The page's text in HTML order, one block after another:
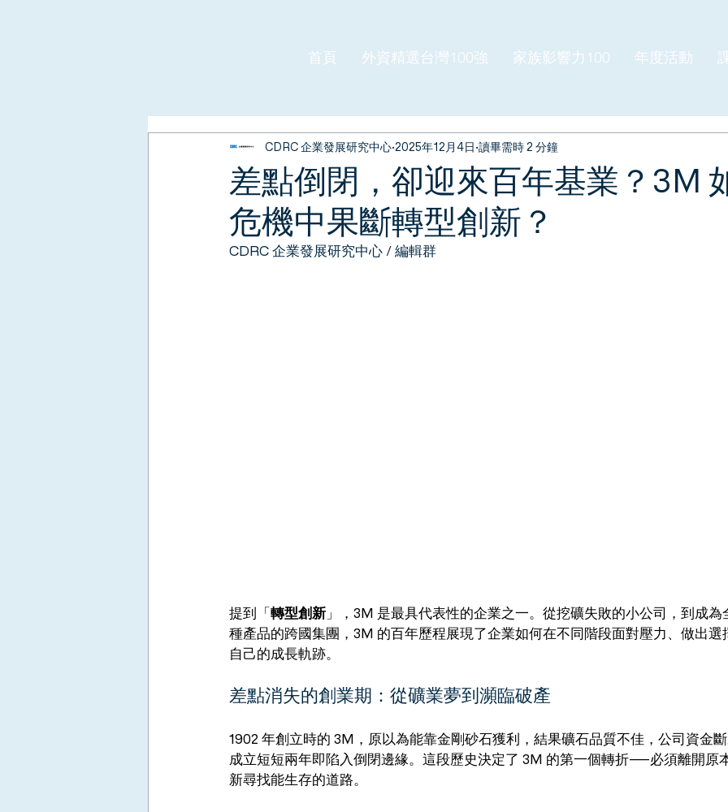
首頁 外資精選台灣100強 家族影響力100 年度活動
差點倒閉，卻迎來百年基業？3M
危機中果斷轉型創新？
CDRC 企業發展研究中心 2025年12月4日 讀畢需時 2 分鐘
CDRC 企業發展研究中心 / 編輯群
提到「轉型創新 」，3M 是最具代表性的企業之一。從挖礦失敗的小公司，到成
種產品的跨國集團，3M 的百年歷程展現了企業如何在不同階段面對壓力、做出選
自己的成長軌跡。
差點消失的創業期：從礦業夢到瀕臨破產
1902 年創立時的 3M，原以為能靠金剛砂石獲利，結果礦石品質不佳，公司資金
成立短短兩年即陷入倒閉邊緣。這段歷史決定了 3M 的第一個轉折——必須離開原
新尋找能生存的道路。